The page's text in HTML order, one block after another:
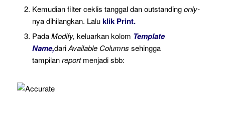
Kemudian filter ceklis tanggal dan outstandingonly-
nya dihilangkan. Laluklik Print.
PadaModify, keluarkan kolom Template
Name,dariAvailable Columns sehingga
tampilanreportmenjadi sbb: